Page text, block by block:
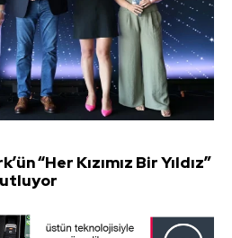
“Her Kızımız Bir Yıldız”